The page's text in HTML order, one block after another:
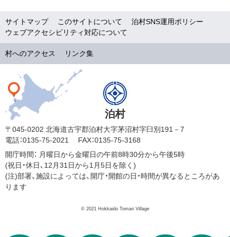
サイトマップ このサイトについて
泊村SNS運用ポリシー
ウェブアクセシビリティ対応について
村へのアクセス リンク集
泊村
〒045-0202 北海道古宇郡泊村大字茅沼村字臼別191－7
電話：0135-75-2021
FAX：0135-75-3168
開庁時間： 月曜日から金曜日の午前8時30分から午後5時
(祝日・休日、12月31日から1月5日を除く)
(注)部署、施設によっては、開庁・開館の日・時間が異なるところがあ
ります
© 2021 Hokkaido Tomari Village